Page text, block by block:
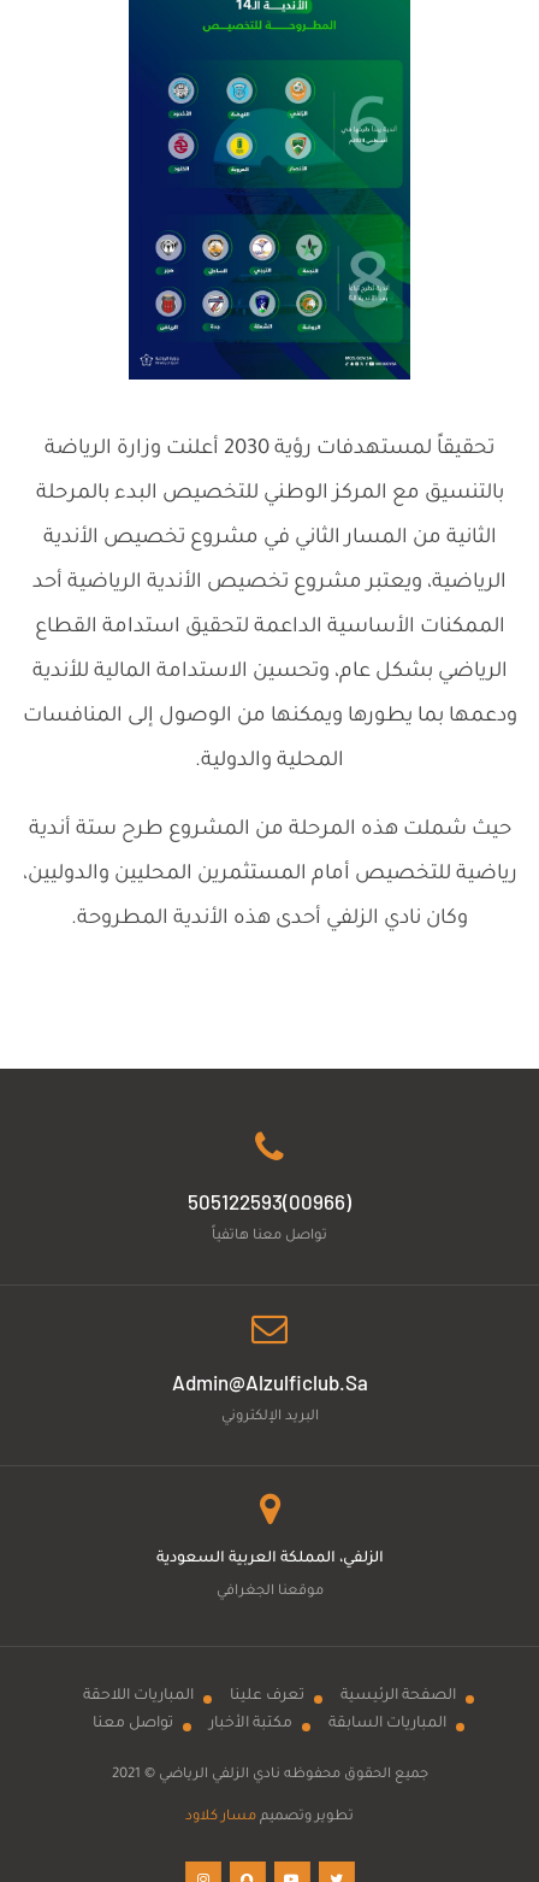
تحقيقاً لمستهدفات رؤية 2030 أعلنت وزارة الرياضة
بالتنسيق مع المركز الوطني للتخصيص البدء بالمرحلة
الثانية من المسار الثاني في مشروع تخصيص الأندية
الرياضية، ويعتبر مشروع تخصيص الأندية الرياضية أحد
الممكنات الأساسية الداعمة لتحقيق استدامة القطاع
الرياضي بشكل عام، وتحسين الاستدامة المالية للأندية
ودعمها بما يطورها ويمكنها من الوصول إلى المنافسات
المحلية والدولية.
حيث شملت هذه المرحلة من المشروع طرح ستة أندية
رياضية للتخصيص أمام المستثمرين المحليين والدوليين،
وكان نادي الزلفي أحدى هذه الأندية المطروحة.
(00966)505122593
تواصل معنا هاتفياً
Admin@alzulficlub.sa
البريد الإلكتروني
الزلفي، المملكة العربية السعودية
موقعنا الجغرافي
الصفحة الرئيسية تعرف علينا
المباريات اللاحقة
المباريات السابقة
مكتبة الأخبار تواصل معنا
جميع الحقوق محفوظه نادي الزلفي الرياضي © 2021
تطوير وتصميم مسار كلاود